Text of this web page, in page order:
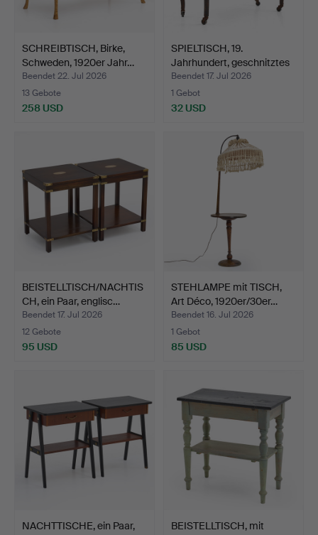
SCHREIBTISCH, Birke,
Schweden, 1920er Jahr…
Beendet 22. Jul 2026
13 Gebote
258 USD
SPIELTISCH, 19.
Jahrhundert, geschnitztes
…
Beendet 17. Jul 2026
1 Gebot
32 USD
BEISTELLTISCH/NACHTIS
CH, ein Paar, englisc…
Beendet 17. Jul 2026
12 Gebote
95 USD
STEHLAMPE mit TISCH,
Art Déco, 1920er/30er…
Beendet 16. Jul 2026
1 Gebot
85 USD
NACHTTISCHE, ein Paar,
BEISTELLTISCH, mit